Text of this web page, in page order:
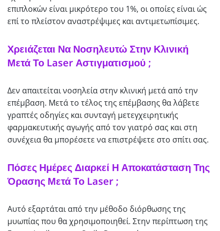
επιπλοκών είναι μικρότερο του 1%, οι οποίες είναι ώς
επί το πλείστον αναστρέψιμες και αντιμετωπίσιμες.
Χρειάζεται Να Νοσηλευτώ Στην Κλινική
Μετά Το Laser Αστιγματισμού ;
Δεν απαιτείται νοσηλεία στην κλινική μετά από την
επέμβαση. Μετά το τέλος της επέμβασης θα λάβετε
γραπτές οδηγίες και συνταγή μετεγχειρητικής
φαρμακευτικής αγωγής από τον γιατρό σας και στη
συνέχεια θα μπορέσετε να επιστρέψετε στο σπίτι σας.
Πόσες Ημέρες Διαρκεί Η Αποκατάσταση Της
Όρασης Μετά Το Laser ;
Αυτό εξαρτάται από την μέθοδο διόρθωσης της
μυωπίας που θα χρησιμοποιηθεί. Στην περίπτωση της